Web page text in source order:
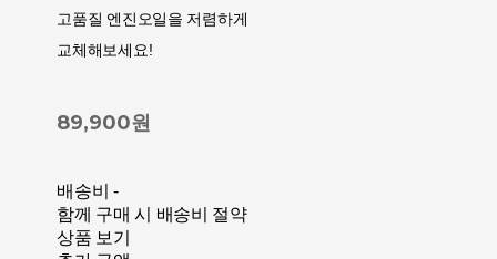
고품질 엔진오일을 저렴하게
교체해보세요!
89,900원
배송비 -
함께 구매 시 배송비 절약
상품 보기